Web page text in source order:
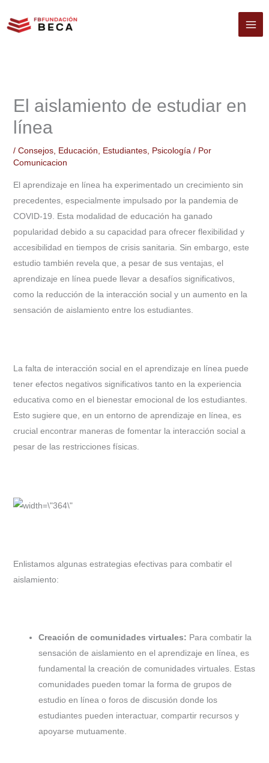
El aislamiento de estudiar en
línea
/ Consejos, Educación Estudiantes, Psicología / Por
Comunicacion
El aprendizaje en línea ha experimentado un crecimiento sin
precedentes, especialmente impulsado por la pandemia de
COVID-19. Esta modalidad de educación ha ganado
popularidad debido a su capacidad para ofrecer flexibilidad y
accesibilidad en tiempos de crisis sanitaria. Sin embargo, este
estudio también revela que, a pesar de sus ventajas, el
aprendizaje en línea puede llevar a desafíos significativos,
como la reducción de la interacción social y un aumento en la
sensación de aislamiento entre los estudiantes.
La falta de interacción social en el aprendizaje en línea puede
tener efectos negativos significativos tanto en la experiencia
educativa como en el bienestar emocional de los estudiantes.
Esto sugiere que, en un entorno de aprendizaje en línea, es
crucial encontrar maneras de fomentar la interacción social a
pesar de las restricciones físicas.
Enlistamos algunas estrategias efectivas para combatir el
aislamiento:
Creación de comunidades virtuales: Para combatir la
sensación de aislamiento en el aprendizaje en línea, es
fundamental la creación de comunidades virtuales. Estas
comunidades pueden tomar la forma de grupos de
estudio en línea o foros de discusión donde los
estudiantes pueden interactuar, compartir recursos y
apoyarse mutuamente.